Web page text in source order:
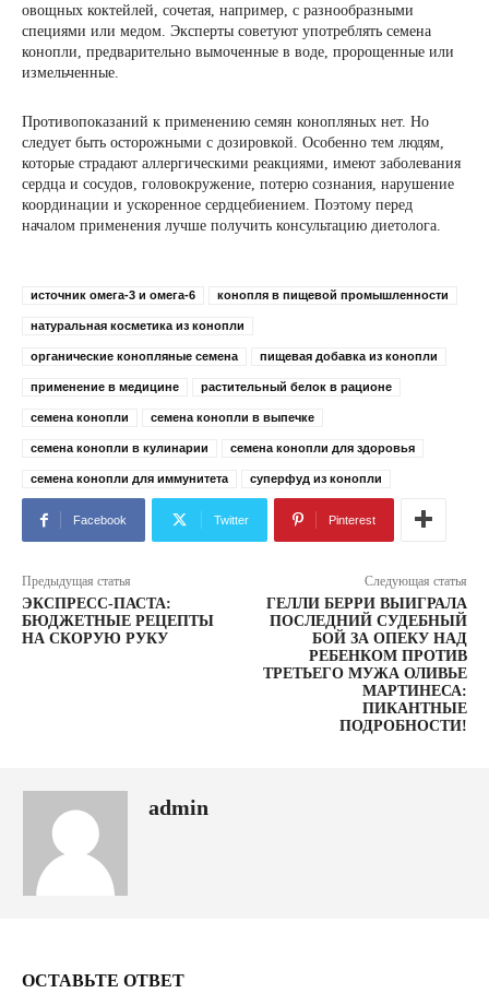
овощных коктейлей, сочетая, например, с разнообразными
специями или медом. Эксперты советуют употреблять семена
конопли, предварительно вымоченные в воде, пророщенные или
измельченные.
Противопоказаний к применению семян конопляных нет. Но
следует быть осторожными с дозировкой. Особенно тем людям,
которые страдают аллергическими реакциями, имеют заболевания
сердца и сосудов, головокружение, потерю сознания, нарушение
координации и ускоренное сердцебиением. Поэтому перед
началом применения лучше получить консультацию диетолога.
источник омега-3 и омега-6 конопля в пищевой промышленности
натуральная косметика из конопли
органические конопляные семена пищевая добавка из конопли
применение в медицине растительный белок в рационе
семена конопли семена конопли в выпечке
семена конопли в кулинарии семена конопли для здоровья
семена конопли для иммунитета суперфуд из конопли
Facebook Twitter Pinterest
Предыдущая статья
ЭКСПРЕСС-ПАСТА:
БЮДЖЕТНЫЕ РЕЦЕПТЫ
НА СКОРУЮ РУКУ
Следующая статья
ГЕЛЛИ БЕРРИ ВЫИГРАЛА
ПОСЛЕДНИЙ СУДЕБНЫЙ
БОЙ ЗА ОПЕКУ НАД
РЕБЕНКОМ ПРОТИВ
ТРЕТЬЕГО МУЖА ОЛИВЬЕ
МАРТИНЕСА:
ПИКАНТНЫЕ
ПОДРОБНОСТИ!
admin
ОСТАВЬТЕ ОТВЕТ